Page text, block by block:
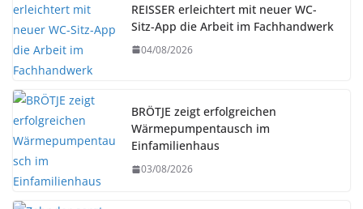
REISSER erleichtert mit neuer WC-
Sitz-App die Arbeit im Fachhandwerk
04/08/2026
BRÖTJE zeigt erfolgreichen
Wärmepumpentausch im
Einfamilienhaus
03/08/2026